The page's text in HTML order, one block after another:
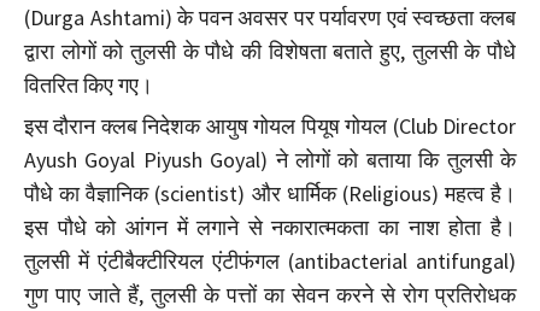
(Durga Ashtami) के पवन अवसर पर पर्यावरण एवं स्वच्छता क्लब
द्वारा लोगों को तुलसी के पौधे की विशेषता बताते हुए, तुलसी के पौधे
वितरित किए गए।
इस दौरान क्लब निदेशक आयुष गोयल पियूष गोयल (Club Director
Ayush Goyal Piyush Goyal) ने लोगों को बताया कि तुलसी के
पौधे का वैज्ञानिक (scientist) और धार्मिक (Religious) महत्व है।
इस पौधे को आंगन में लगाने से नकारात्मकता का नाश होता है।
तुलसी में एंटीबैक्टीरियल एंटीफंगल (antibacterial antifungal)
गुण पाए जाते हैं, तुलसी के पत्तों का सेवन करने से रोग प्रतिरोधक